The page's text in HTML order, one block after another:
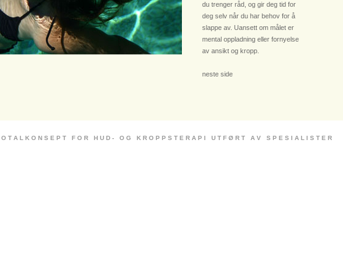
du trenger råd, og gir deg tid for
deg selv når du har behov for å
slappe av. Uansett om målet er
mental oppladning eller fornyelse
av ansikt og kropp.
neste side
O T A L K O N S E P T F O R H U D - O G K R O P P S T E R A P I U T F Ø R T A V S P E S I A L I S T E R